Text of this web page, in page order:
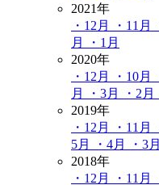
2021年
・12月
・11月
月
・1月
2020年
・12月
・10月
月
・3月 ・2月
2019年
・12月
・11月
5月
・4月 ・3月
2018年
・12月
・11月